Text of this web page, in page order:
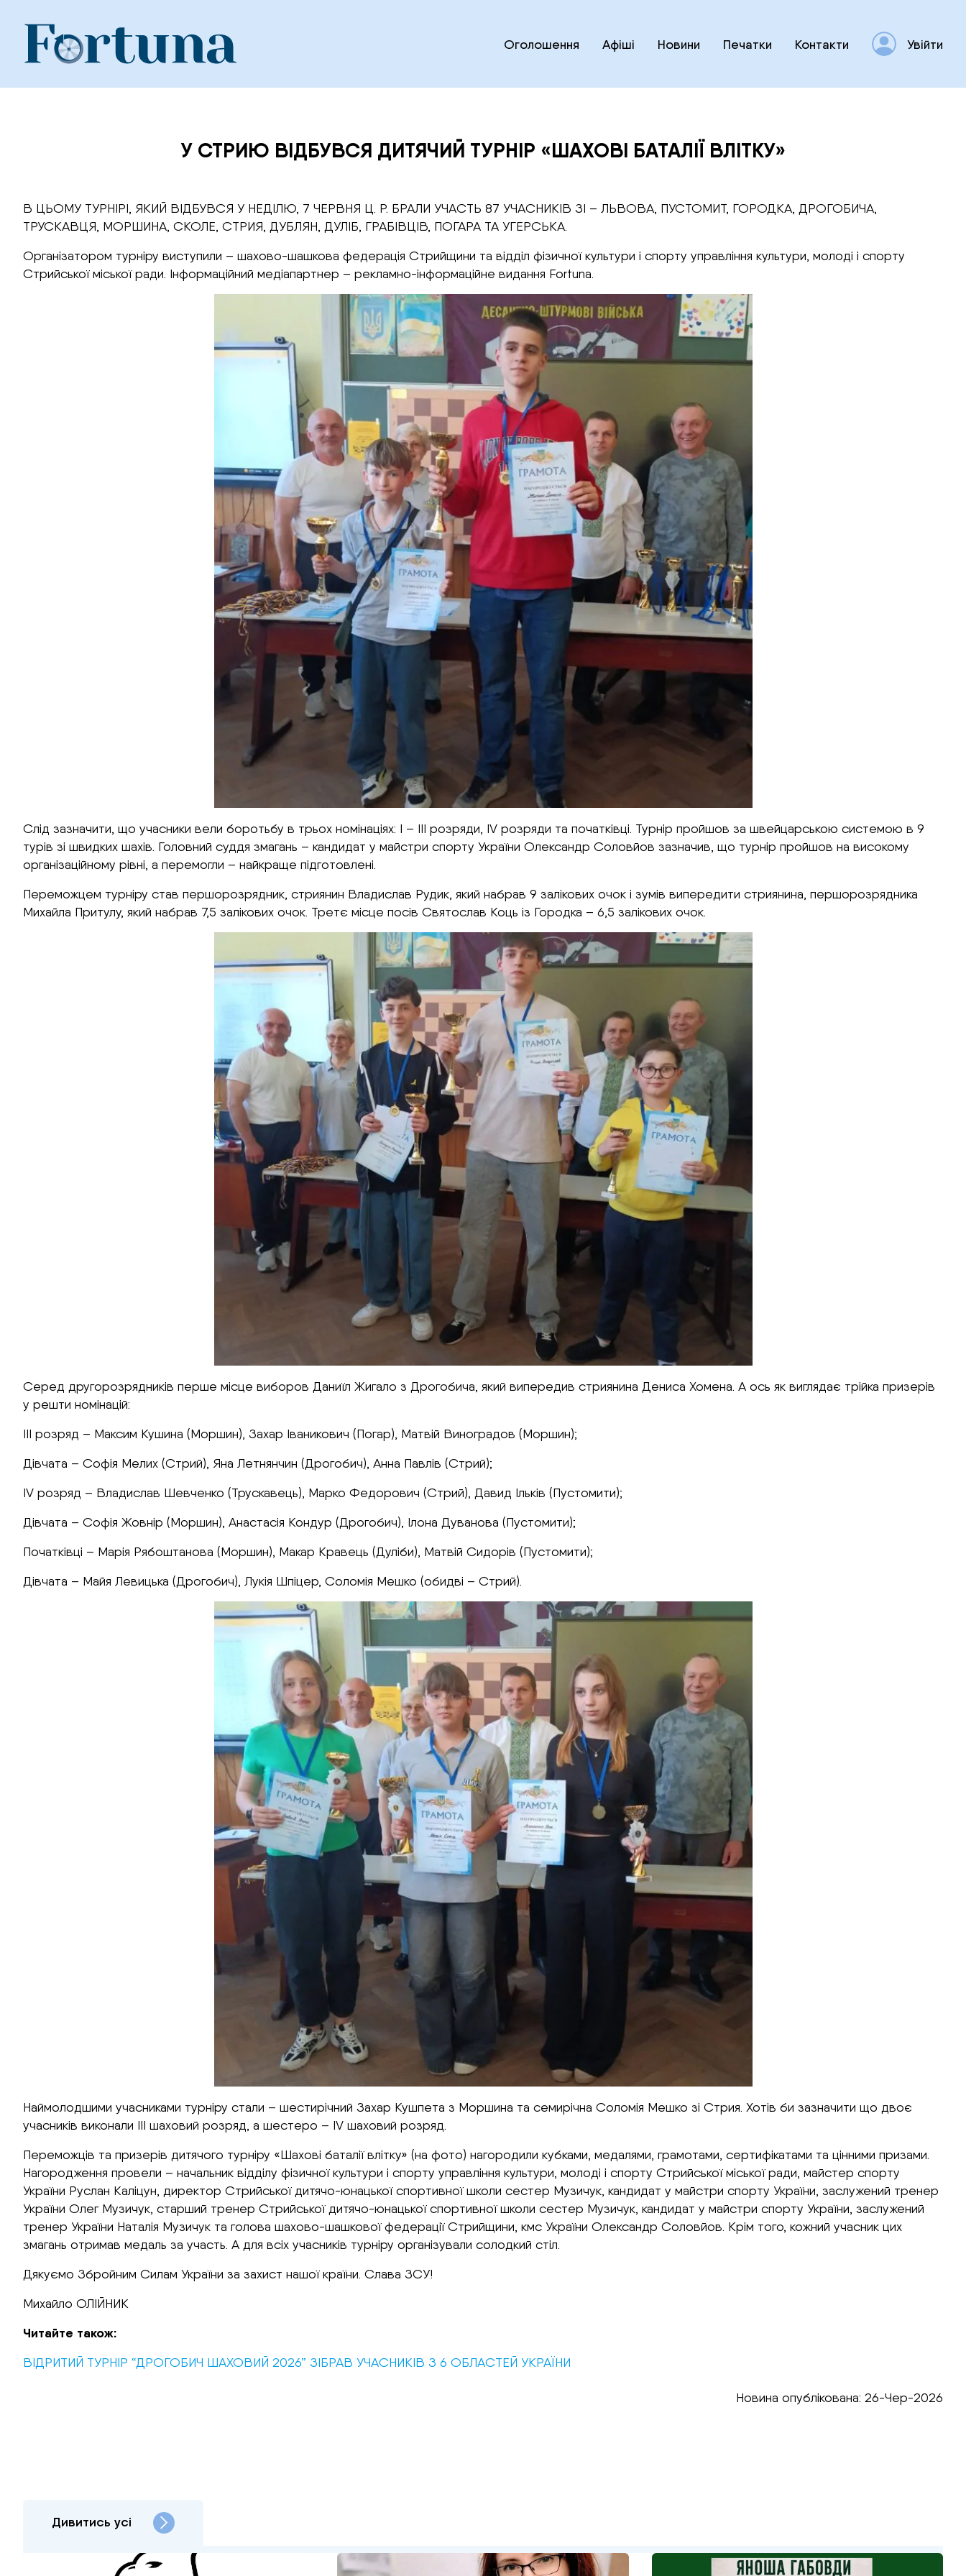
content
Оголошення Афіші Новини Печатки Контакти Увійти
У СТРИЮ ВІДБУВСЯ ДИТЯЧИЙ ТУРНІР «ШАХОВІ БАТАЛІЇ ВЛІТКУ»
В ЦЬОМУ ТУРНІРІ, ЯКИЙ ВІДБУВСЯ У НЕДІЛЮ, 7 ЧЕРВНЯ Ц. Р. БРАЛИ УЧАСТЬ 87 УЧАСНИКІВ ЗІ – ЛЬВОВА, ПУСТОМИТ, ГОРОДКА, ДРОГОБИЧА,
ТРУСКАВЦЯ, МОРШИНА, СКОЛЕ, СТРИЯ, ДУБЛЯН, ДУЛІБ, ГРАБІВЦІВ, ПОГАРА ТА УГЕРСЬКА.
Організатором турніру виступили – шахово-шашкова федерація Стрийщини та відділ фізичної культури і спорту управління культури, молоді і спорту
Стрийської міської ради. Інформаційний медіапартнер – рекламно-інформаційне видання Fortuna.
Слід зазначити, що учасники вели боротьбу в трьох номінаціях: І – III розряди, IV розряди та початківці. Турнір пройшов за швейцарською системою в 9
турів зі швидких шахів. Головний суддя змагань – кандидат у майстри спорту України Олександр Соловйов зазначив, що турнір пройшов на високому
організаційному рівні, а перемогли – найкраще підготовлені.
Переможцем турніру став першорозрядник, стриянин Владислав Рудик, який набрав 9 залікових очок і зумів випередити стриянина, першорозрядника
Михайла Притулу, який набрав 7,5 залікових очок. Третє місце посів Святослав Коць із Городка – 6,5 залікових очок.
Серед другорозрядників перше місце виборов Даниїл Жигало з Дрогобича, який випередив стриянина Дениса Хомена. А ось як виглядає трійка призерів
у решти номінацій:
III розряд – Максим Кушина (Моршин), Захар Іваникович (Погар), Матвій Виноградов (Моршин);
Дівчата – Софія Мелих (Стрий), Яна Летнянчин (Дрогобич), Анна Павлів (Стрий);
IV розряд – Владислав Шевченко (Трускавець), Марко Федорович (Стрий), Давид Ільків (Пустомити);
Дівчата – Софія Жовнір (Моршин), Анастасія Кондур (Дрогобич), Ілона Дуванова (Пустомити);
Початківці – Марія Рябоштанова (Моршин), Макар Кравець (Дуліби), Матвій Сидорів (Пустомити);
Дівчата – Майя Левицька (Дрогобич), Лукія Шпіцер, Соломія Мешко (обидві – Стрий).
Наймолодшими учасниками турніру стали – шестирічний Захар Кушпета з Моршина та семирічна Соломія Мешко зі Стрия. Хотів би зазначити що двоє
учасників виконали III шаховий розряд, а шестеро – IV шаховий розряд.
Переможців та призерів дитячого турніру «Шахові баталії влітку» (на фото) нагородили кубками, медалями, грамотами, сертифікатами та цінними призами.
Нагородження провели – начальник відділу фізичної культури і спорту управління культури, молоді і спорту Стрийської міської ради, майстер спорту
України Руслан Каліцун, директор Стрийської дитячо-юнацької спортивної школи сестер Музичук, кандидат у майстри спорту України, заслужений тренер
України Олег Музичук, старший тренер Стрийської дитячо-юнацької спортивної школи сестер Музичук, кандидат у майстри спорту України, заслужений
тренер України Наталія Музичук та голова шахово-шашкової федерації Стрийщини, кмс України Олександр Соловйов. Крім того, кожний учасник цих
змагань отримав медаль за участь. А для всіх учасників турніру організували солодкий стіл.
Дякуємо Збройним Силам України за захист нашої країни. Слава ЗСУ!
Михайло ОЛІЙНИК
Читайте також:
ВІДРИТИЙ ТУРНІР “ДРОГОБИЧ ШАХОВИЙ 2026” ЗІБРАВ УЧАСНИКІВ З 6 ОБЛАСТЕЙ УКРАЇНИ
Новина опублікована: 26-Чер-2026
Дивитись усі